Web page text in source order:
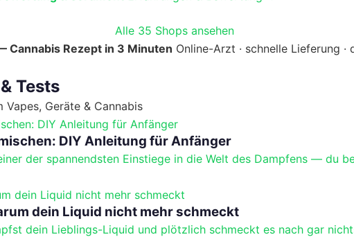
Alle 35 Shops ansehen
Cannabis Rezept in 3 Minuten Online-Arzt · schnelle Lieferung ·
Tests
Geräte & Cannabis
DIY Anleitung für Anfänger
der spannendsten Einstiege in die Welt des Dampfens — du
dein Liquid nicht mehr schmeckt
dein Lieblings-Liquid und plötzlich schmeckt es nach gar